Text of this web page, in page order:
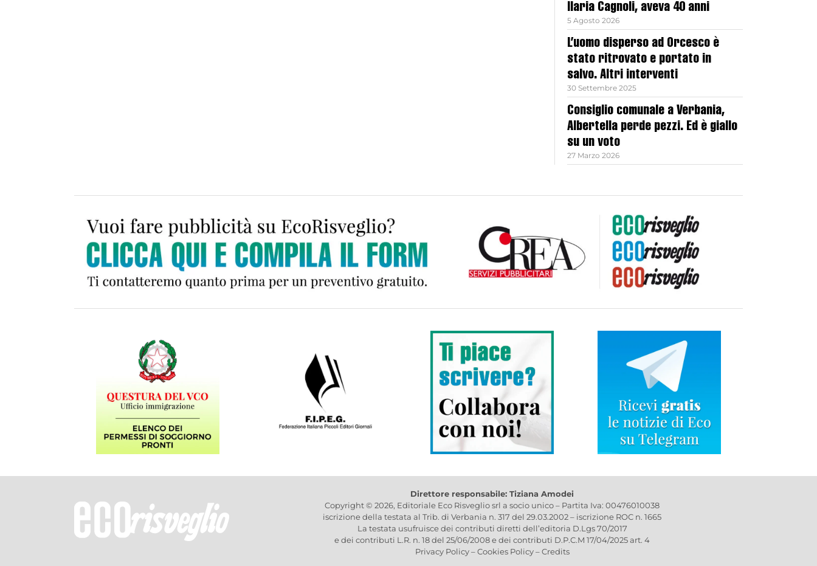
Ilaria Cagnoli, aveva 40 anni
5 Agosto 2026
L’uomo disperso ad Orcesco è
stato ritrovato e portato in
salvo. Altri interventi
30 Settembre 2025
Consiglio comunale a Verbania,
Albertella perde pezzi. Ed è giallo
su un voto
27 Marzo 2026
Direttore responsabile: Tiziana Amodei
Copyright © 2026, Editoriale Eco Risveglio srl a socio unico – Partita Iva: 00476010038
iscrizione della testata al Trib. di Verbania n. 317 del 29.03.2002 – iscrizione ROC n. 1665
La testata usufruisce dei contributi diretti dell’editoria D.Lgs 70/2017
e dei contributi L.R. n. 18 del 25/06/2008 e dei contributi D.P.C.M 17/04/2025 art. 4
Privacy Policy–Cookies Policy–Credits